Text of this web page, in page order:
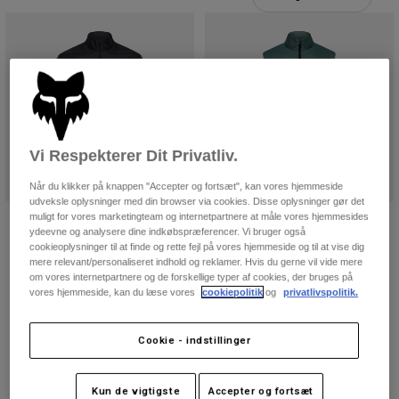
Bukser
Shorts
Jakker
Handsker
Beskyttelser
Briller
Sokker
Reservedele
Jakker
Protections
Briller
Sokker
Tasker & tilbehør
Spare parts
Se alle
Women
T-Shirts & Tops
Hoodies og sweatre
Jakker
Bukser & Shorts
Shirts
Goggles
Socks
Se alle
Helmets
Jerseys
Pants
Boots
Guards
Ranger Wind-jakke
849 kr
(3)
Product swatch type of Adobe-rød.
Product swatch type of Sort.
Product swatch type of Salviegrøn.
Product swatch type of Amber Scarlet.
Ranger Wind-vest
649 kr
Product swatch type of Sort.
Product swatch type of
Vi Respekterer Dit Privatliv.
Når du klikker på knappen "Accepter og fortsæt", kan vores hjemmeside
udveksle oplysninger med din browser via cookies. Disse oplysninger gør det
muligt for vores marketingteam og internetpartnere at måle vores hjemmesides
ydeevne og analysere dine indkøbspræferencer. Vi bruger også
cookieoplysninger til at finde og rette fejl på vores hjemmeside og til at vise dig
mere relevant/personaliseret indhold og reklamer. Hvis du gerne vil vide mere
om vores internetpartnere og de forskellige typer af cookies, der bruges på
vores hjemmeside, kan du læse vores
cookiepolitik og privatlivspolitik.
Cookie - indstillinger
Kun de vigtigste Accepter og fortsæt